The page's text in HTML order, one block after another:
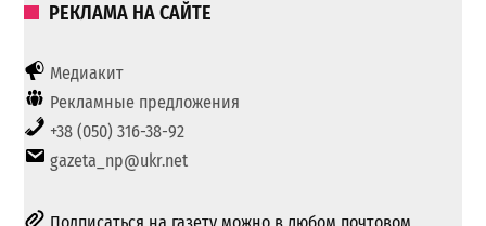
РЕКЛАМА НА САЙТЕ
Медиакит
Рекламные предложения
+38 (050) 316-38-92
gazeta_np@ukr.net